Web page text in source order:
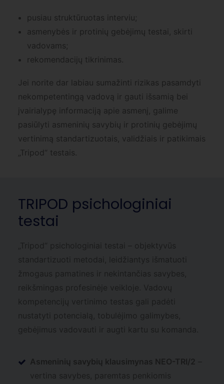
pusiau struktūruotas interviu;
asmenybės ir protinių gebėjimų testai, skirti
vadovams;
rekomendacijų tikrinimas.
Jei norite dar labiau sumažinti rizikas pasamdyti
nekompetentingą vadovą ir gauti išsamią bei
įvairialypę informaciją apie asmenį, galime
pasiūlyti asmeninių savybių ir protinių gebėjimų
vertinimą standartizuotais, validžiais ir patikimais
„Tripod“ testais.
TRIPOD psichologiniai
testai
„Tripod“ psichologiniai testai – objektyvūs
standartizuoti metodai, leidžiantys išmatuoti
žmogaus pamatines ir nekintančias savybes,
reikšmingas profesinėje veikloje. Vadovų
kompetencijų vertinimo testas gali padėti
nustatyti potencialą, tobulėjimo galimybes,
gebėjimus vadovauti ir augti kartu su komanda.
Asmeninių savybių klausimynas NEO-TRI/2
vertina savybes, paremtas penkiomis